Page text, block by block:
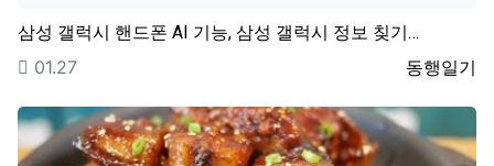
삼성 갤럭시 핸드폰 AI 기능, 삼성 갤럭시 정보 칮기…
등록자
동행일기
등록일
01.27